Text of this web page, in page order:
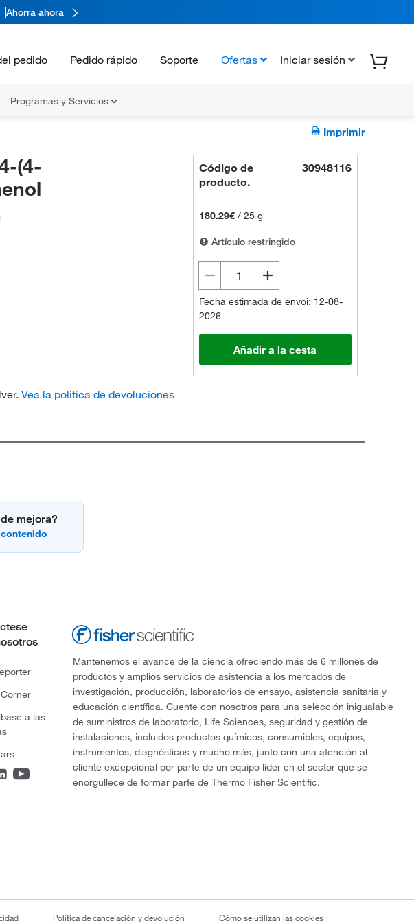
Ahorra ahora
pedido Pedido rápido Soporte Ofertas Iniciar sesión
Programas y Servicios
Imprimir
(4-
Código de
producto.
30948116
180.29€ /25 g
Artículo restringido
Fecha estimada de envoi: 12-08-
2026
Añadir a la cesta
Vea la política de devoluciones
mejora?
a las
Mantenemos el avance de la ciencia ofreciendo más de 6 millones de
productos y amplios servicios de asistencia a los mercados de
investigación, producción, laboratorios de ensayo, asistencia sanitaria y
educación científica. Cuente con nosotros para una selección inigualable
de suministros de laboratorio, Life Sciences, seguridad y gestión de
instalaciones, incluidos productos químicos, consumibles, equipos,
instrumentos, diagnósticos y mucho más, junto con una atención al
cliente excepcional por parte de un equipo líder en el sector que se
enorgullece de formar parte de Thermo Fisher Scientific.
Política de cancelación y devolución Cómo se utilizan las cookies